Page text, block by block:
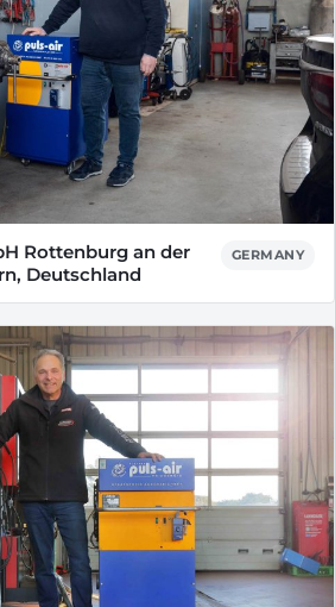
Rottenburg an der
Deutschland
GERMANY